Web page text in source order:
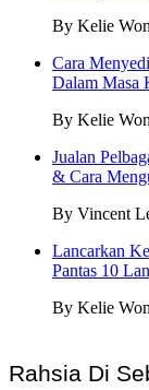
By Kelie
Cara
Dalam Masa
By Kelie
Jualan
& Cara
By Vincent
Lancarkan
Pantas 10
By Kelie
Rahsia Di